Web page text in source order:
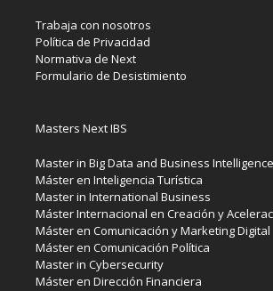
Trabaja con nosotros
Política de Privacidad
Normativa de Next
Formulario de Desistimiento
Masters Next IBS
Master in Big Data and Business Intelligence
Máster en Inteligencia Turística
Master in International Business
Máster Internacional en Creación y
Máster en Comunicación y Marketing Digital
Máster en Comunicación Política
Master in Cybersecurity
Máster en Dirección Financiera